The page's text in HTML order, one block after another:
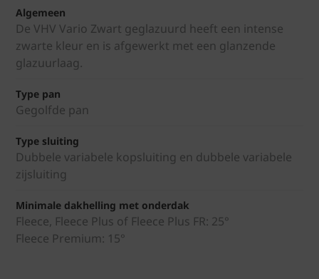
Algemeen
De VHV Vario Zwart geglazuurd heeft een intense
zwarte kleur en is afgewerkt met een glanzende
glazuurlaag.
Type pan
Gegolfde pan
Type sluiting
Dubbele variabele kopsluiting en dubbele variabele
zijsluiting
Minimale dakhelling met onderdak
Fleece, Fleece Plus of Fleece Plus FR: 25°
Fleece Premium: 15°